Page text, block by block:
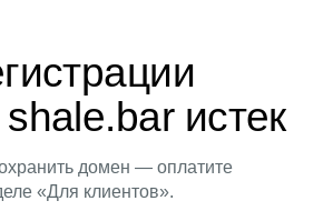
истек
домен — оплатите
«Для клиентов».